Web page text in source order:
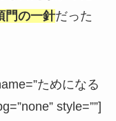
門の一針だった
ためになる
style=””]